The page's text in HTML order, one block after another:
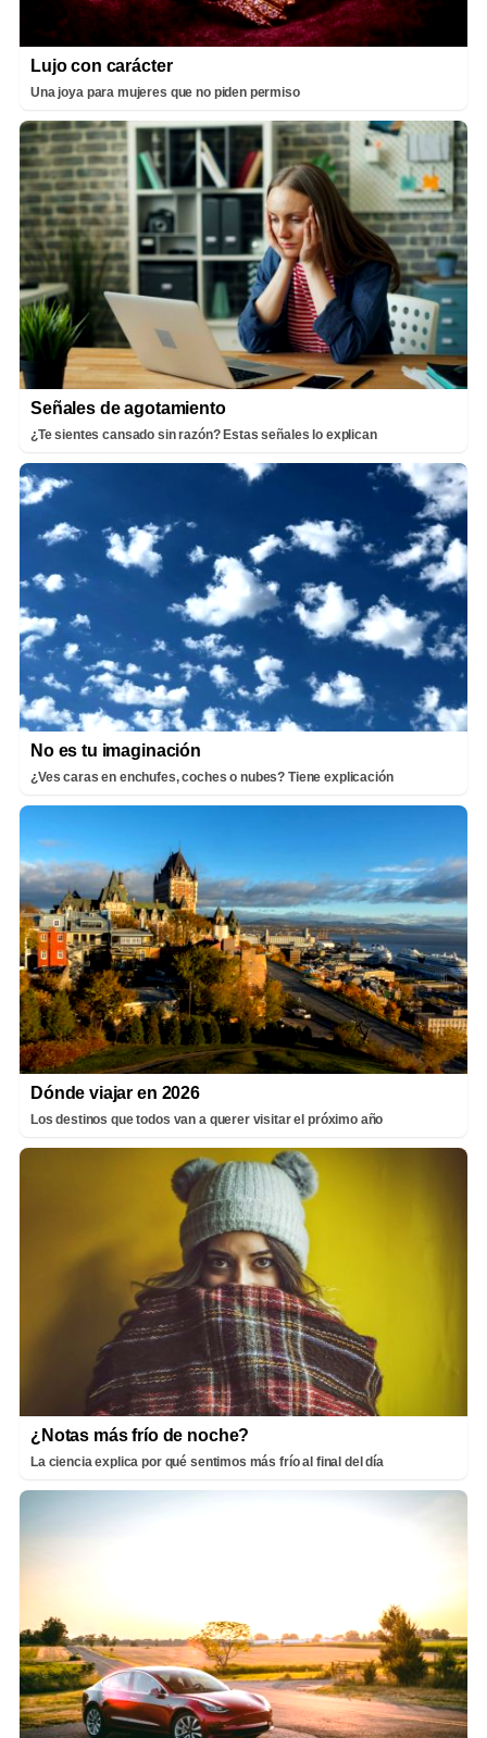
Lujo con carácter
Una joya para mujeres que no piden permiso
Señales de agotamiento
¿Te sientes cansado sin razón? Estas señales lo explican
No es tu imaginación
¿Ves caras en enchufes, coches o nubes? Tiene explicación
Dónde viajar en 2026
Los destinos que todos van a querer visitar el próximo año
¿Notas más frío de noche?
La ciencia explica por qué sentimos más frío al final del día